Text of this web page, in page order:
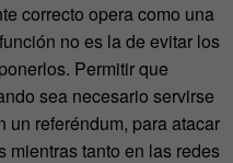
correcto opera como una
no es la de evitar los
Permitir que
sea necesario servirse
un referéndum, para atacar
tanto en las redes